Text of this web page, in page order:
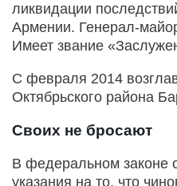
ликвидации
Армении. Генерал-
Имеет звание
С февраля 2014
Октябрьского района
Своих не бросают
В федеральном законе
указания на то, что